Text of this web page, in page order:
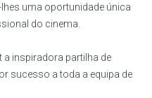
uma oportunidade única
do cinema.
inspiradora partilha de
sucesso a toda a equipa de